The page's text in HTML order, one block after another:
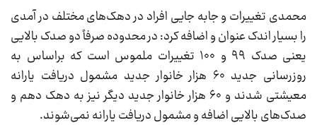
محمدی تغییرات و جابه جایی افراد در دهک‌های مختلف در آمدی
را بسیار اندک عنوان و اضافه کرد: در محدوده صرفاً دو صدک بالایی
یعنی صدک ۹۹ و ۱۰۰ تغییرات ملموس است که براساس به
روز‌رسانی جدید ۶۰ هزار خانوار جدید مشمول دریافت یارانه
معیشتی شدند و ۶۰ هزار خانوار جدید دیگر نیز به دهک دهم و
صدک‌های بالایی اضافه و مشمول دریافت یارانه نمی‌شوند.